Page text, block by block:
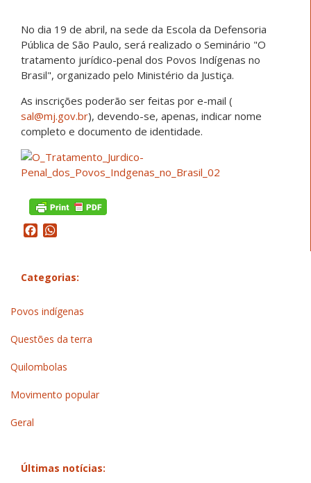
No dia 19 de abril, na sede da Escola da Defensoria
Pública de São Paulo, será realizado o Seminário "O
tratamento jurídico-penal dos Povos Indígenas no
Brasil", organizado pelo Ministério da Justiça.
As inscrições poderão ser feitas por e-mail (
sal@mj.gov.br), devendo-se, apenas, indicar nome
completo e documento de identidade.
Facebook
Categorias:
Povos indígenas
Questões da terra
Quilombolas
Movimento popular
Geral
Últimas notícias: